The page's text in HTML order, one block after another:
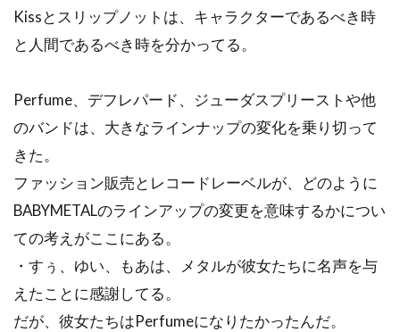
Kissとスリップノットは、キャラクターであるべき時
と人間であるべき時を分かってる。
Perfume、デフレパード、ジューダスプリーストや他
のバンドは、大きなラインナップの変化を乗り切って
きた。
ファッション販売とレコードレーベルが、どのように
BABYMETALのラインアップの変更を意味するかについ
ての考えがここにある。
・すぅ、ゆい、もあは、メタルが彼女たちに名声を与
えたことに感謝してる。
だが、彼女たちはPerfumeになりたかったんだ。